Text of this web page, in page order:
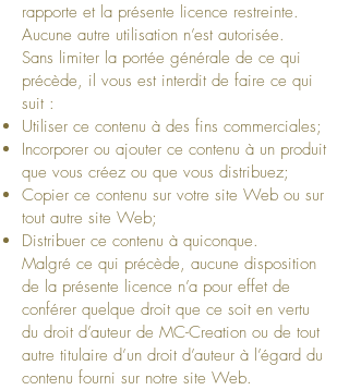
rapporte et la présente licence restreinte.
Aucune autre utilisation n’est autorisée.
Sans limiter la portée générale de ce qui
précède, il vous est interdit de faire ce qui
suit :
Utiliser ce contenu à des fins commerciales;
Incorporer ou ajouter ce contenu à un produit
que vous créez ou que vous distribuez;
Copier ce contenu sur votre site Web ou sur
tout autre site Web;
Distribuer ce contenu à quiconque.
Malgré ce qui précède, aucune disposition
de la présente licence n’a pour effet de
conférer quelque droit que ce soit en vertu
du droit d’auteur de MC-Creation ou de tout
autre titulaire d’un droit d’auteur à l’égard du
contenu fourni sur notre site Web.